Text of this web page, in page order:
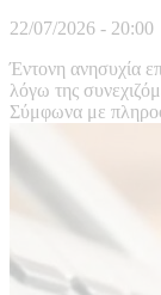
22/07/2026 - 20:00
Έντονη ανησυχία
λόγω της
Σύμφωνα με